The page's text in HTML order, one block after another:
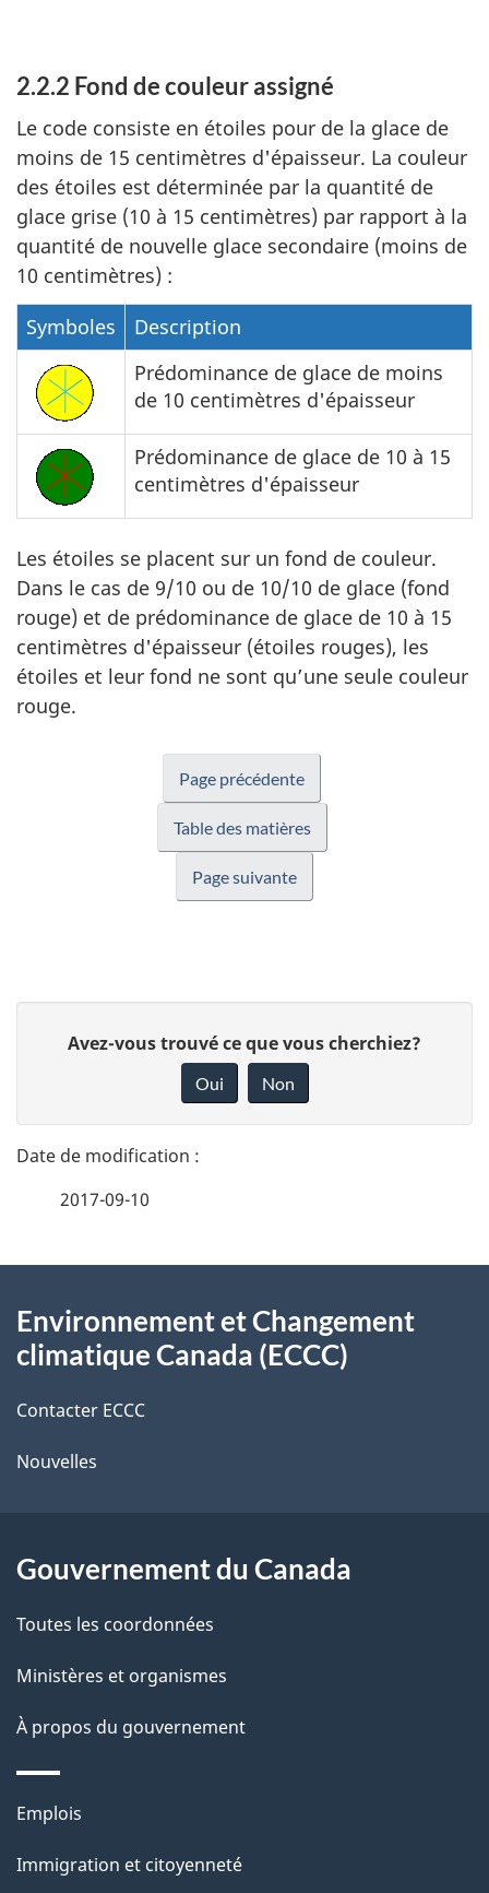
2.2.2 Fond de couleur assigné
Le code consiste en étoiles pour de la glace de
moins de 15 centimètres d'épaisseur. La couleur
des étoiles est déterminée par la quantité de
glace grise (10 à 15 centimètres) par rapport à la
quantité de nouvelle glace secondaire (moins de
10 centimètres) :
Symboles
Description
Prédominance de glace de moins
de 10 centimètres d'épaisseur
Prédominance de glace de 10 à 15
centimètres d'épaisseur
Les étoiles se placent sur un fond de couleur.
Dans le cas de 9/10 ou de 10/10 de glace (fond
rouge) et de prédominance de glace de 10 à 15
centimètres d'épaisseur (étoiles rouges), les
étoiles et leur fond ne sont qu’une seule couleur
rouge.
Page précédente
Table des matières
Page suivante
t
a
l
s
d
e
l
a
g
e
n
o
t
r
r
t
a
c
i
o
s
u
r
Avez-vous trouvé ce que vous cherchiez?
Oui Non
2017-09-10
propos
de
ce
site
Environnement et Changement
climatique Canada (ECCC)
Contacter ECCC
Nouvelles
Gouvernement du Canada
Toutes les coordonnées
Ministères et organismes
À propos du gouvernement
Thèmes
sujets
Emplois
Immigration et citoyenneté